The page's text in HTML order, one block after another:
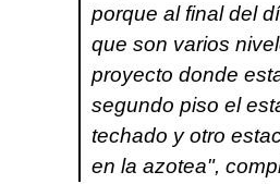
porque al final del
que son varios
proyecto donde
segundo piso el
techado y otro
en la azotea",